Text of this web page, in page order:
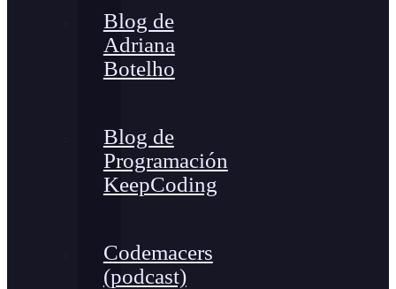
Blog de
Adriana
Botelho
Blog de
Programación
KeepCoding
Codemacers
(podcast)